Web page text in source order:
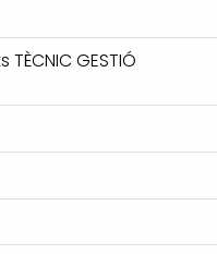
GESTIÓ